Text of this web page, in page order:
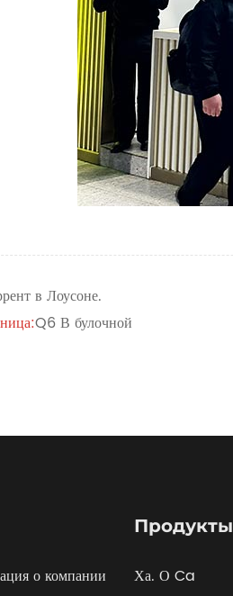
в Лоусоне.
Q6 В булочной
о компании
Продукты
Ха. О Ca